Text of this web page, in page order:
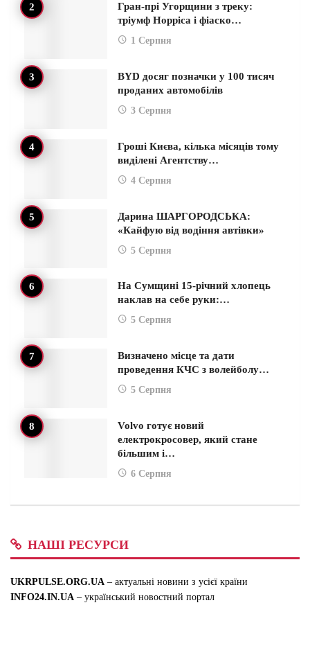
Гран-прі Угорщини з треку:
тріумф Норріса і фіаско…
1 Серпня
BYD досяг позначки у 100 тисяч
проданих автомобілів
3 Серпня
Гроші Києва, кілька місяців тому
виділені Агентству…
4 Серпня
Дарина ШАРГОРОДСЬКА:
«Кайфую від водіння автівки»
5 Серпня
На Сумщині 15-річний хлопець
наклав на себе руки:…
5 Серпня
Визначено місце та дати
проведення КЧС з волейболу…
5 Серпня
Volvo готує новий
електрокросовер, який стане
більшим і…
6 Серпня
НАШІ РЕСУРСИ
UKRPULSE.ORG.UA – актуальні новини з усієї країни
INFO24.IN.UA – український новостний портал